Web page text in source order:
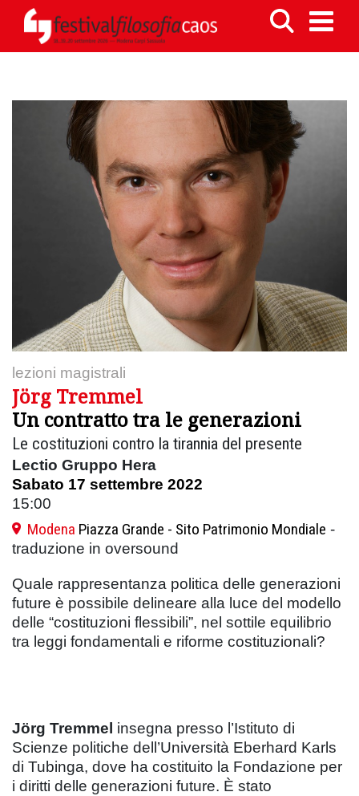
lezioni magistrali
Jörg Tremmel
Un contratto tra le generazioni
Le costituzioni contro la tirannia del presente
Lectio Gruppo Hera
Sabato 17 settembre 2022
15:00
Modena Piazza Grande - Sito Patrimonio Mondiale -
traduzione in oversound
Quale rappresentanza politica delle generazioni
future è possibile delineare alla luce del modello
delle “costituzioni flessibili”, nel sottile equilibrio
tra leggi fondamentali e riforme costituzionali?
Jörg Tremmel insegna presso l’Istituto di
Scienze politiche dell’Università Eberhard Karls
di Tubinga, dove ha costituito la Fondazione per
i diritti delle generazioni future. È stato